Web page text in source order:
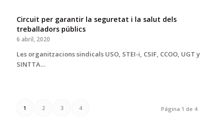
Circuit per garantir la seguretat i la salut dels
treballadors públics
6 abril, 2020
Les organitzacions sindicals USO, STEI-i, CSIF, CCOO, UGT y
SINTTA…
Página 1 de 4
1 2 3 4